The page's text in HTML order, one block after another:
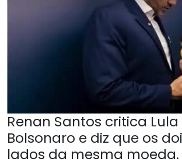
Renan Santos critica Lula
Bolsonaro e diz que os
lados da mesma moeda.